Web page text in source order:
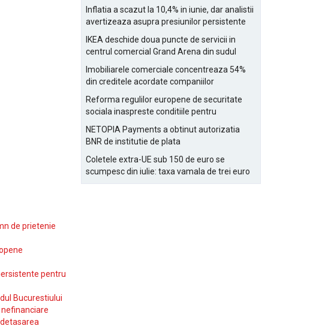
de prietenie
pentru
Bucurestiului
Inflatia a scazut la 10,4% in iunie, dar analistii
avertizeaza asupra presiunilor persistente
IKEA deschide doua puncte de servicii in
centrul comercial Grand Arena din sudul
Imobiliarele comerciale concentreaza 54%
din creditele acordate companiilor
Reforma regulilor europene de securitate
sociala inaspreste conditiile pentru
NETOPIA Payments a obtinut autorizatia
BNR de institutie de plata
Coletele extra-UE sub 150 de euro se
scumpesc din iulie: taxa vamala de trei euro
pe articol, adaugata la taxa logistica